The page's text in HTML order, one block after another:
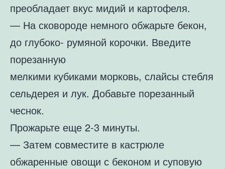
преобладает вкус мидий и картофеля.
— На сковороде немного обжарьте бекон,
до глубоко- румяной корочки. Введите
порезанную
мелкими кубиками морковь, слайсы стебля
сельдерея и лук. Добавьте порезанный
чеснок.
Прожарьте еще 2-3 минуты.
— Затем совместите в кастрюле
обжаренные овощи с беконом и суповую